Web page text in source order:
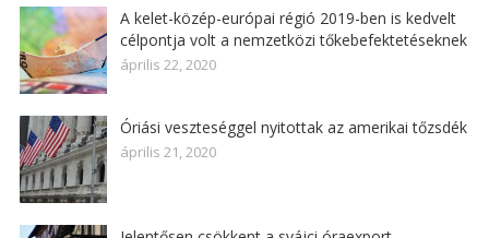
A kelet-közép-európai régió 2019-ben is kedvelt
célpontja volt a nemzetközi tőkebefektetéseknek
április 22, 2020
Óriási veszteséggel nyitottak az amerikai tőzsdék
április 21, 2020